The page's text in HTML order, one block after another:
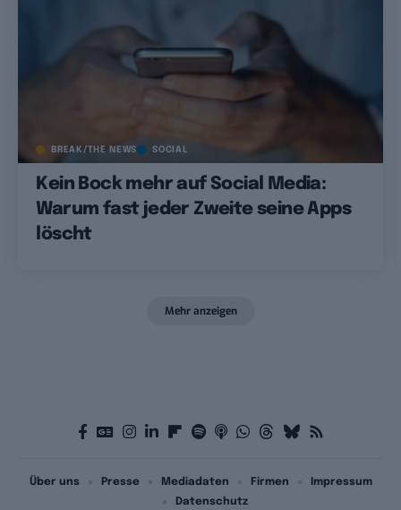
BREAK/THE NEWS SOCIAL
Kein Bock mehr auf Social Media:
Warum fast jeder Zweite seine Apps
löscht
Mehr anzeigen
Über uns Presse Mediadaten Firmen
Impressum
Datenschutz